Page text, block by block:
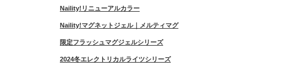
Naility!リニューアルカラー
Naility!マグネットジェル｜メルティマグ
限定フラッシュマグジェルシリーズ
2024冬エレクトリカルライツシリーズ